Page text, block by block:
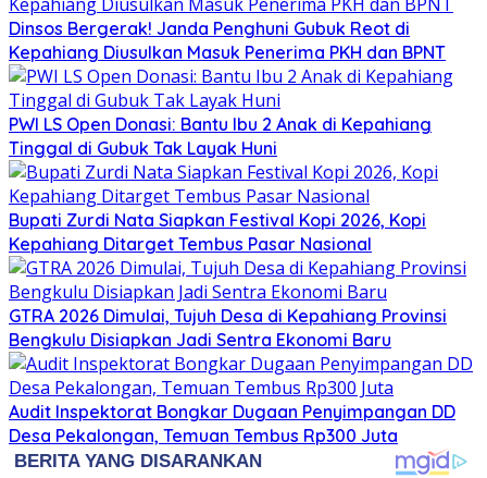
Dinsos Bergerak! Janda Penghuni Gubuk Reot di
Kepahiang Diusulkan Masuk Penerima PKH dan BPNT
PWI LS Open Donasi: Bantu Ibu 2 Anak di Kepahiang
Tinggal di Gubuk Tak Layak Huni
Bupati Zurdi Nata Siapkan Festival Kopi 2026, Kopi
Kepahiang Ditarget Tembus Pasar Nasional
GTRA 2026 Dimulai, Tujuh Desa di Kepahiang Provinsi
Bengkulu Disiapkan Jadi Sentra Ekonomi Baru
Audit Inspektorat Bongkar Dugaan Penyimpangan DD
Desa Pekalongan, Temuan Tembus Rp300 Juta